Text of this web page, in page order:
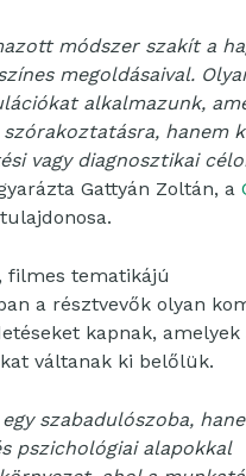
módszer szakít a
megoldásaival.
alkalmazunk,
szórakoztatásra, hanem
vagy diagnosztikai
Gattyán Zoltán, a
tulajdonosa.
filmes tematikájú
a résztvevők olyan
kapnak, amelyek
váltanak ki belőlük.
szabadulószoba,
pszichológiai alapokkal